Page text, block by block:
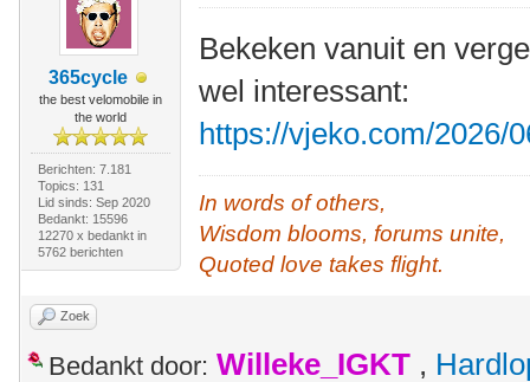
365cycle
the best velomobile in
the world
Berichten: 7.181
Topics: 131
Lid sinds: Sep 2020
Bedankt: 15596
12270 x bedankt in
5762 berichten
Bekeken vanuit en
wel interessant:
https://vjeko.com/2026/
In words of others,
Wisdom blooms, forums unite,
Quoted love takes flight.
Zoek
Bedankt door: Willeke_IGKT ,